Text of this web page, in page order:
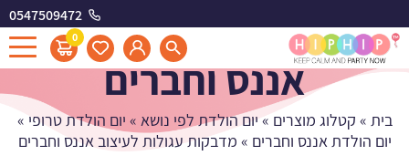
0547509472
0
מדבקות עגולות לעיצוב
אננס וחברים
בית » קטלוג מוצרים » יום הולדת לפי נושא » יום הולדת טרופי »
יום הולדת אננס וחברים » מדבקות עגולות לעיצוב אננס וחברים